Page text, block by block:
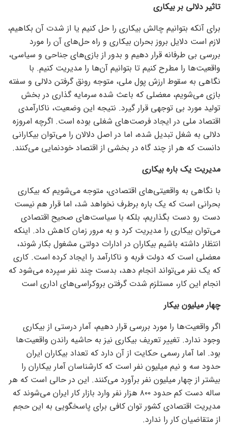
تاثیر دلالی بر بیکاری
برای آنکه بتوانیم چالش بیکاری را حل کنیم یا از شدت آن بکاهیم،
لازم است دلایل بروز بحران بیکاری و راه حل‌های آن را مورد
بررسی بی طرفانه قرار دهیم و بدور از بازی‌های جناحی و سیاسی،
واقعیت‌ها را مطرح کنیم تا بتوانیم آن‌ها را مدیریت کنیم. با
نگاهی به سقوط ارزش پول ملی، متوجه رونق گرفتن دلالی و سفته
بازی می‌شویم، معضلی که باعث شده سرمایه گذاری در بخش
تولید مورد بی توجهی قرار گیرد. نتیجه این وضعیت، ناکارآمدی
اقتصاد ملی در ایجاد فرصت‌های شغلی بوده است. اگرچه امروزه
دلالی به شغل تبدیل شده، اما در اصل دلالان را می‌توان بیکارانی
دانست که هر از چند گاه در بخشی از اقتصاد خودنمایی می‌کنند.
مدیریت یک باره بیکاری
با نگاهی به واقعیتی‌های اقتصادی، متوجه می‌شویم که بیکاری
بحرانی است که یک باره برطرف نخواهد شد، اما قرار هم نیست
دست رو دست بگذاریم، بلکه با سیاست‌های صحیح اقتصادی
می‌توان بیکاری را مدیریت کرد و به مرور زمان کاهش داد. اینکه
انتظار داشته باشیم بیکاران در ادارات دولتی مشغول بکار شوند،
معضلی است که دولت فربه و ناکارآمد را ایجاد کرده است. کاری
که یک نفر می‌تواند انجام دهد، بدست چند نفر سپرده می‌شود که
انجام این کار، مستلزم شدت گرفتن بروکراسی‌های اداری است
چهار میلیون بیکار
اگر واقعیت‌ها را مورد بررسی قرار دهیم، آمار درستی از بیکاری
وجود ندارد. تغییر تعریف بیکاری نیز به حاشیه راندن واقعیت‌ها
بود. اما آمار رسمی حکایت از آن دارد که تعداد بیکاران ایران
حدود سه و نیم میلیون نفر است که کارشناسان آمار بیکاران را
بیشتر از چهار میلیون نفر برآورد می‌کنند. این در حالی است که هر
ساله دست کم حدود ۸۰۰ هزار نفر وارد بازار کار ایران می‌شوند که
مدیریت اقتصادی کشور توان کافی برای پاسخگویی به این حجم
از متقاضیان کار را ندارد.